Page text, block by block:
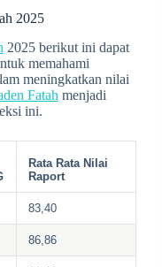
2025
2025 berikut ini dapat
memahami
meningkatkan nilai
Fatah menjadi
ini.
Rata Rata Nilai
Raport
83,40
86,86